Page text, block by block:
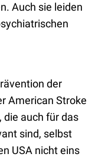
Auch sie leiden
der
American Stroke
auch für das
sind, selbst
USA nicht eins